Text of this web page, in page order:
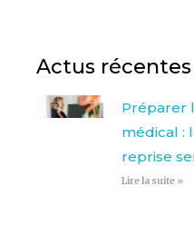
Actus récentes
Préparer
médical :
reprise
Lire la suite »